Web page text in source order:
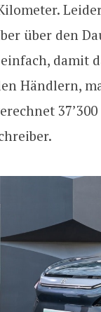
über den
damit
Händlern,